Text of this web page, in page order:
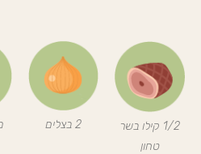
1/2 קילו בשר
טחון
2 בצלים